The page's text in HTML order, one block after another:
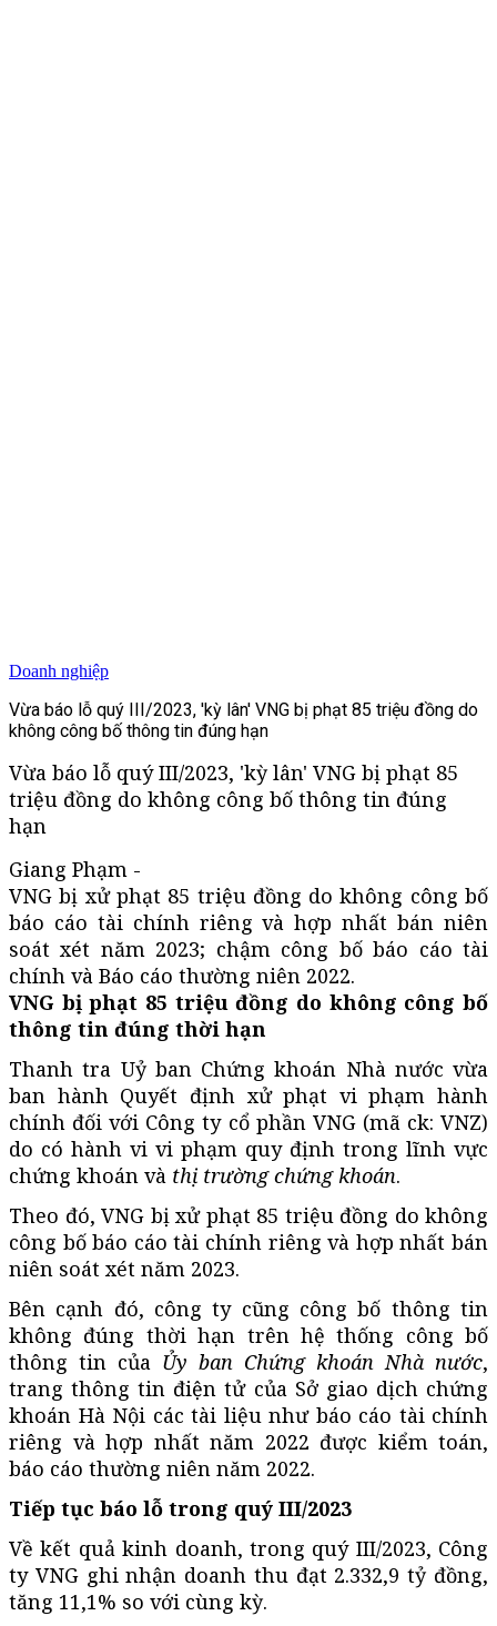
Doanh nghiệp
Vừa báo lỗ quý III/2023, 'kỳ lân' VNG bị phạt 85 triệu đồng do
không công bố thông tin đúng hạn
Vừa báo lỗ quý III/2023, 'kỳ lân' VNG bị phạt 85
triệu đồng do không công bố thông tin đúng
hạn
Giang Phạm -
VNG bị xử phạt 85 triệu đồng do không công bố
báo cáo tài chính riêng và hợp nhất bán niên
soát xét năm 2023; chậm công bố báo cáo tài
chính và Báo cáo thường niên 2022.
VNG bị phạt 85 triệu đồng do không công bố
thông tin đúng thời hạn
Thanh tra Uỷ ban Chứng khoán Nhà nước vừa
ban hành Quyết định xử phạt vi phạm hành
chính đối với Công ty cổ phần VNG (mã ck: VNZ)
do có hành vi vi phạm quy định trong lĩnh vực
chứng khoán và thị trường chứng khoán.
Theo đó, VNG bị xử phạt 85 triệu đồng do không
công bố báo cáo tài chính riêng và hợp nhất bán
niên soát xét năm 2023.
Bên cạnh đó, công ty cũng công bố thông tin
không đúng thời hạn trên hệ thống công bố
thông tin của Ủy ban Chứng khoán Nhà nước,
trang thông tin điện tử của Sở giao dịch chứng
khoán Hà Nội các tài liệu như báo cáo tài chính
riêng và hợp nhất năm 2022 được kiểm toán,
báo cáo thường niên năm 2022.
Tiếp tục báo lỗ trong quý III/2023
Về kết quả kinh doanh, trong quý III/2023, Công
ty VNG ghi nhận doanh thu đạt 2.332,9 tỷ đồng,
tăng 11,1% so với cùng kỳ.